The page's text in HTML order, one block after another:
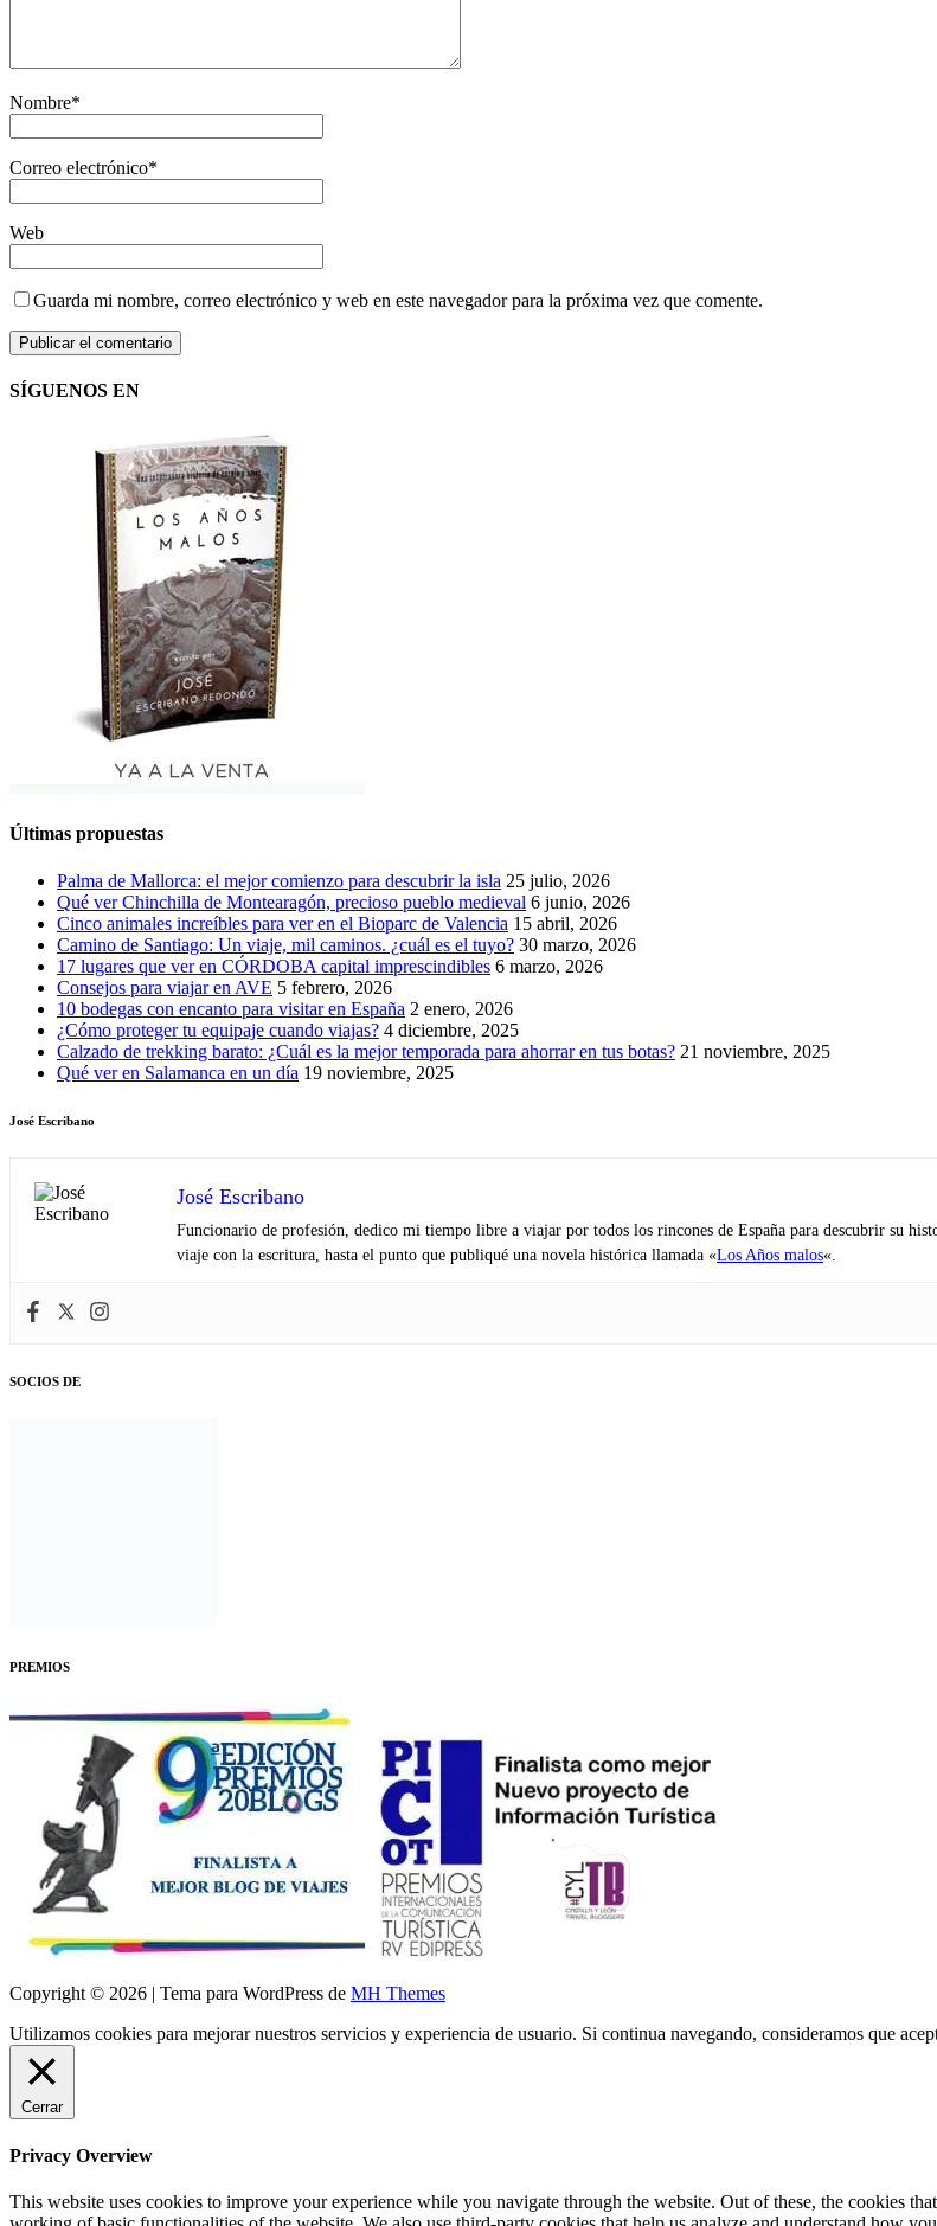
Nombre*
Correo electrónico*
Web
Guarda mi nombre, correo electrónico y web en este navegador para la próxima vez que comente.
SÍGUENOS EN
Últimas propuestas
Palma de Mallorca: el mejor comienzo para descubrir la isla 25 julio, 2026
Qué ver Chinchilla de Montearagón, precioso pueblo medieval 6 junio, 2026
Cinco animales increíbles para ver en el Bioparc de Valencia 15 abril, 2026
Camino de Santiago: Un viaje, mil caminos. ¿cuál es el tuyo? 30 marzo, 2026
17 lugares que ver en CÓRDOBA capital imprescindibles 6 marzo, 2026
Consejos para viajar en AVE 5 febrero, 2026
10 bodegas con encanto para visitar en España 2 enero, 2026
¿Cómo proteger tu equipaje cuando viajas? 4 diciembre, 2025
Calzado de trekking barato: ¿Cuál es la mejor temporada para ahorrar en tus botas? 21 noviembre, 2025
Qué ver en Salamanca en un día 19 noviembre, 2025
José Escribano
José Escribano
Funcionario de profesión, dedico mi tiempo libre a viajar por todos los rincones de España para descubrir su
viaje con la escritura, hasta el punto que publiqué una novela histórica llamada «Los Años malos«.
SOCIOS DE
PREMIOS
Copyright © 2026 | Tema para WordPress de MH Themes
Utilizamos cookies para mejorar nuestros servicios y experiencia de usuario. Si continua navegando, consideramos que
Cerrar
Privacy Overview
This website uses cookies to improve your experience while you navigate through the website. Out of these, the cookies